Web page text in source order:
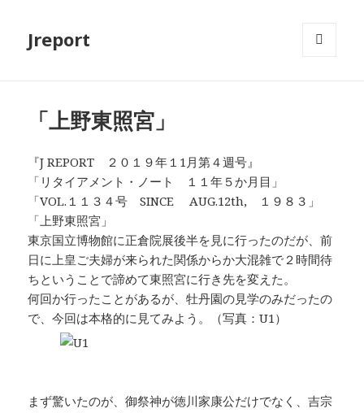
Jreport
「上野東照宮」
『J REPORT ２０１９年１1月第４週号』
「リタイアメント・ノート １１年５か月目」
「VOL.１１３４号 SINCE AUG.12th, １９８３」
「上野東照宮」
東京国立博物館に正倉院展後半を見に行ったのだが、前
日に上皇ご夫婦が来られた関係からか大混雑で２時間待
ちということで諦めて東照宮に行き先を変えた。
何回か行ったことがあるが、牡丹園の見学のみだったの
で、今回は本格的に見てみよう。（写真：U1）
まず驚いたのが、御祭神が徳川家康公だけでなく、吉宗